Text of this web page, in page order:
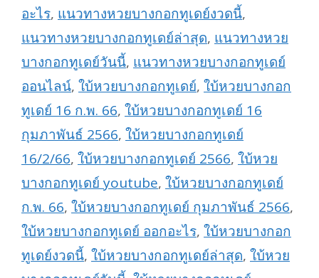
อะไร, แนวทางหวยบางกอกทูเดย์งวดนี้,
แนวทางหวยบางกอกทูเดย์ล่าสุด, แนวทางหวย
บางกอกทูเดย์วันนี้, แนวทางหวยบางกอกทูเดย์
ออนไลน์, ใบ้หวยบางกอกทูเดย์, ใบ้หวยบางกอก
ทูเดย์ 16 ก.พ. 66, ใบ้หวยบางกอกทูเดย์ 16
กุมภาพันธ์ 2566, ใบ้หวยบางกอกทูเดย์
16/2/66, ใบ้หวยบางกอกทูเดย์ 2566, ใบ้หวย
บางกอกทูเดย์ youtube, ใบ้หวยบางกอกทูเดย์
ก.พ. 66, ใบ้หวยบางกอกทูเดย์ กุมภาพันธ์ 2566,
ใบ้หวยบางกอกทูเดย์ ออกอะไร, ใบ้หวยบางกอก
ทูเดย์งวดนี้, ใบ้หวยบางกอกทูเดย์ล่าสุด, ใบ้หวย